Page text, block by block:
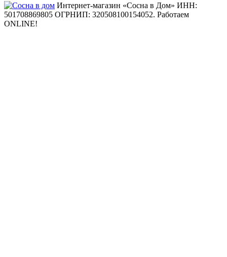
Интернет-магазин «Сосна в Дом» ИНН:
501708869805 ОГРНИП: 320508100154052. Работаем
ONLINE!